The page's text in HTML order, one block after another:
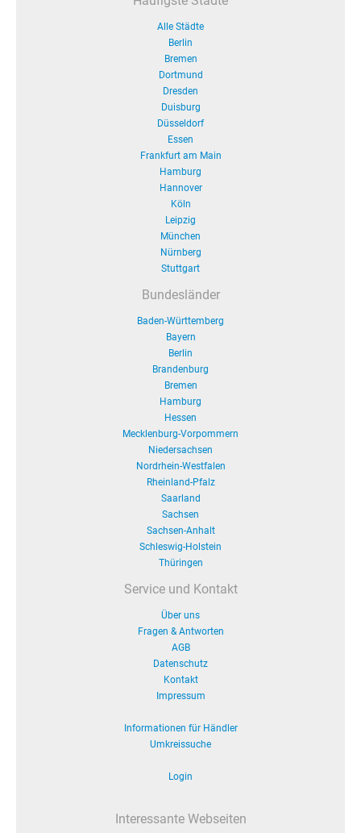
Alle Städte
Berlin
Bremen
Dortmund
Dresden
Duisburg
Düsseldorf
Essen
Frankfurt am Main
Hamburg
Hannover
Köln
Leipzig
München
Nürnberg
Stuttgart
Bundesländer
Baden-Württemberg
Bayern
Berlin
Brandenburg
Bremen
Hamburg
Hessen
Mecklenburg-Vorpommern
Niedersachsen
Nordrhein-Westfalen
Rheinland-Pfalz
Saarland
Sachsen
Sachsen-Anhalt
Schleswig-Holstein
Thüringen
Service und Kontakt
Über uns
Fragen & Antworten
AGB
Datenschutz
Kontakt
Impressum
Informationen für Händler
Umkreissuche
Login
Interessante Webseiten